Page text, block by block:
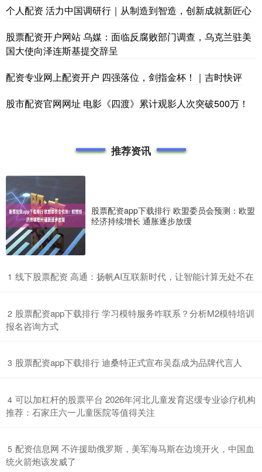
个人配资 活力中国调研行｜从制造到智造，创新成就新匠心
股票配资开户网站 乌媒：面临反腐败部门调查，乌克兰驻美
国大使向泽连斯基提交辞呈
配资专业网上配资开户 四强落位，剑指金杯！｜吉时快评
股市配资官网网址 ​电影《四渡》累计观影人次突破500万！
推荐资讯
股票配资app下载排行 欧盟委员会预测：欧盟
经济持续增长 通胀逐步放缓
1 ​线下股票配资 高通：扬帆AI互联新时代，让智能计算无处不在
2 ​股票配资app下载排行 学习模特服务咋联系？分析M2模特培训
报名咨询方式
3 ​股票配资app下载排行 迪桑特正式宣布吴磊成为品牌代言人
4 ​可以加杠杆的股票平台 2026年河北儿童发育迟缓专业诊疗机构
推荐：石家庄六一儿童医院等值得关注
5 ​配资信息网 不许援助俄罗斯，美军海马斯在边境开火，中国血
统火箭炮该发威了